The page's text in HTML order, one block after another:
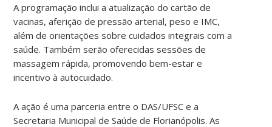
A programação inclui a atualização do cartão de
vacinas, aferição de pressão arterial, peso e IMC,
além de orientações sobre cuidados integrais com a
saúde. Também serão oferecidas sessões de
massagem rápida, promovendo bem-estar e
incentivo à autocuidado.
A ação é uma parceria entre o DAS/UFSC e a
Secretaria Municipal de Saúde de Florianópolis. As